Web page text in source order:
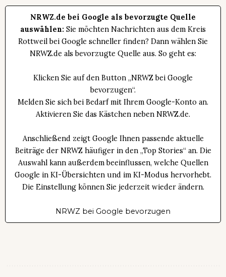
NRWZ.de bei Google als bevorzugte Quelle
auswählen: Sie möchten Nachrichten aus dem Kreis
Rottweil bei Google schneller finden? Dann wählen Sie
NRWZ.de als bevorzugte Quelle aus. So geht es:
Klicken Sie auf den Button „NRWZ bei Google
bevorzugen“.
Melden Sie sich bei Bedarf mit Ihrem Google-Konto an.
Aktivieren Sie das Kästchen neben NRWZ.de.
Anschließend zeigt Google Ihnen passende aktuelle
Beiträge der NRWZ häufiger in den „Top Stories“ an. Die
Auswahl kann außerdem beeinflussen, welche Quellen
Google in KI-Übersichten und im KI-Modus hervorhebt.
Die Einstellung können Sie jederzeit wieder ändern.
NRWZ bei Google bevorzugen